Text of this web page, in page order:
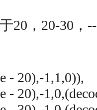
20，20-30，
- 20),-1,1,0)),
- 20),-